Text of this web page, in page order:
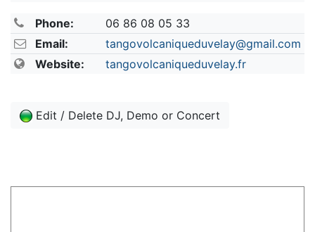
Phone:
06 86 08 05 33
Email:
tangovolcaniqueduvelay@gmail.com
Website:
tangovolcaniqueduvelay.fr
Edit / Delete DJ, Demo or Concert